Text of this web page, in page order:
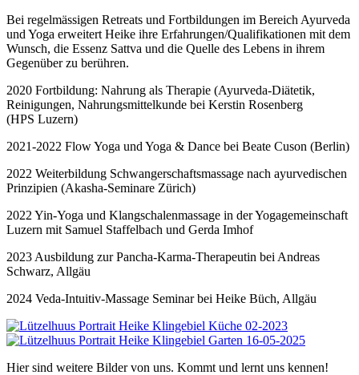
Bei regelmässigen Retreats und Fortbildungen im Bereich Ayurveda
und Yoga erweitert Heike ihre Erfahrungen/Qualifikationen mit dem
Wunsch, die Essenz Sattva und die Quelle des Lebens in ihrem
Gegenüber zu berühren.
2020 Fortbildung: Nahrung als Therapie (Ayurveda-Diätetik,
Reinigungen, Nahrungsmittelkunde bei Kerstin Rosenberg
(HPS Luzern)
2021-2022 Flow Yoga und Yoga & Dance bei Beate Cuson (Berlin)
2022 Weiterbildung Schwangerschaftsmassage nach ayurvedischen
Prinzipien (Akasha-Seminare Zürich)
2022 Yin-Yoga und Klangschalenmassage in der Yogagemeinschaft
Luzern mit Samuel Staffelbach und Gerda Imhof
2023 Ausbildung zur Pancha-Karma-Therapeutin bei Andreas
Schwarz, Allgäu
2024 Veda-Intuitiv-Massage Seminar bei Heike Büch, Allgäu
Hier sind weitere Bilder von uns. Kommt und lernt uns kennen!